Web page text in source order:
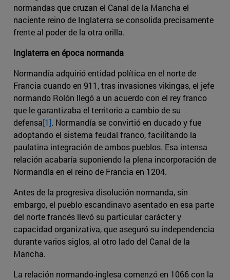
normandas que cruzan el Canal de la Mancha el
naciente reino de Inglaterra se consolida precisamente
frente al poder de la otra orilla.
Inglaterra en época normanda
Normandía adquirió entidad política en el norte de
Francia cuando en 911, tras invasiones vikingas, el jefe
normando Rolón llegó a un acuerdo con el rey franco
que le garantizaba el territorio a cambio de su
defensa[1]. Normandía se convirtió en ducado y fue
adoptando el sistema feudal franco, facilitando la
paulatina integración de ambos pueblos. Esa intensa
relación acabaría suponiendo la plena incorporación de
Normandía en el reino de Francia en 1204.
Antes de la progresiva disolución normanda, sin
embargo, el pueblo escandinavo asentado en esa parte
del norte francés llevó su particular carácter y
capacidad organizativa, que aseguró su independencia
durante varios siglos, al otro lado del Canal de la
Mancha.
La relación normando-inglesa comenzó en 1066 con la